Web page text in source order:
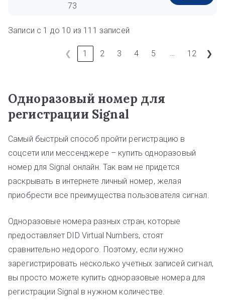
73
Записи с 1 до 10 из 111 записей
❮ 1 2 3 4 5 … 12 ❯
Одноразовый номер для
регистрации Signal
Самый быстрый способ пройти регистрацию в
соцсети или мессенджере – купить одноразовый
номер для Signal онлайн. Так вам не придется
раскрывать в интернете личный номер, желая
приобрести все преимущества пользователя сигнал.
Одноразовые номера разных стран, которые
предоставляет DID Virtual Numbers, стоят
сравнительно недорого. Поэтому, если нужно
зарегистрировать несколько учетных записей сигнал,
вы просто можете купить одноразовые номера для
регистрации Signal в нужном количестве.